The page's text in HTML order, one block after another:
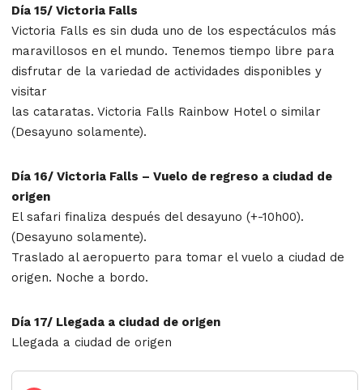
Día 15/ Victoria Falls
Victoria Falls es sin duda uno de los espectáculos más
maravillosos en el mundo. Tenemos tiempo libre para
disfrutar de la variedad de actividades disponibles y
visitar
las cataratas. Victoria Falls Rainbow Hotel o similar
(Desayuno solamente).
Día 16/ Victoria Falls – Vuelo de regreso a ciudad de
origen
El safari finaliza después del desayuno (+-10h00).
(Desayuno solamente).
Traslado al aeropuerto para tomar el vuelo a ciudad de
origen. Noche a bordo.
Día 17/ Llegada a ciudad de origen
Llegada a ciudad de origen